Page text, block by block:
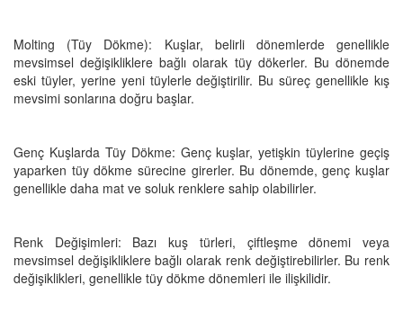
Molting (Tüy Dökme): Kuşlar, belirli dönemlerde genellikle
mevsimsel değişikliklere bağlı olarak tüy dökerler. Bu dönemde
eski tüyler, yerine yeni tüylerle değiştirilir. Bu süreç genellikle kış
mevsimi sonlarına doğru başlar.
Genç Kuşlarda Tüy Dökme: Genç kuşlar, yetişkin tüylerine geçiş
yaparken tüy dökme sürecine girerler. Bu dönemde, genç kuşlar
genellikle daha mat ve soluk renklere sahip olabilirler.
Renk Değişimleri: Bazı kuş türleri, çiftleşme dönemi veya
mevsimsel değişikliklere bağlı olarak renk değiştirebilirler. Bu renk
değişiklikleri, genellikle tüy dökme dönemleri ile ilişkilidir.